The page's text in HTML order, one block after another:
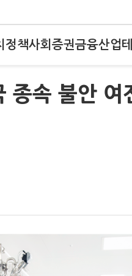
정책사회 증권금융산업
종속 불안 여